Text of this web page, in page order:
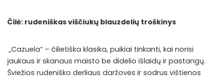
Čilė: rudeniškas viščiukų blauzdelių troškinys
„Cazuela“ – čilietiška klasika, puikiai tinkanti, kai norisi
jaukaus ir skanaus maisto be didelio išlaidų ir pastangų.
Šviežios rudeniško derliaus daržovės ir sodrus vištienos